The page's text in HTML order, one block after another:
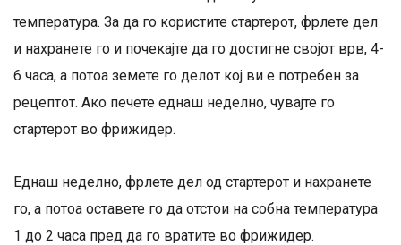
температура. За да го користите стартерот, фрлете дел
и нахранете го и почекајте да го достигне својот врв, 4-
6 часа, а потоа земете го делот кој ви е потребен за
рецептот. Ако печете еднаш неделно, чувајте го
стартерот во фрижидер.
Еднаш неделно, фрлете дел од стартерот и нахранете
го, а потоа оставете го да отстои на собна температура
1 до 2 часа пред да го вратите во фрижидер.